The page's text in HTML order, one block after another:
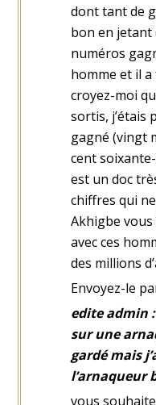
dont tant de
bon en jetant
numéros
homme et il
croyez-moi
sortis, j’étais
gagné (vingt
cent
est un doc
chiffres qui
Akhigbe
avec ces
des millions
Envoyez-le
edite admin
sur une
gardé mais
l’arnaqueur
vous